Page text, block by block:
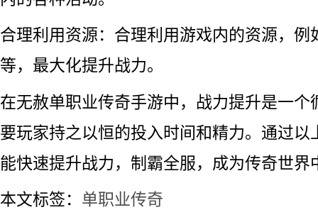
合理利用资源：合理利用游戏内的资源，例
等，最大化提升战力。
在无赦单职业传奇手游中，战力提升是一个
要玩家持之以恒的投入时间和精力。通过以
能快速提升战力，制霸全服，成为传奇世界
本文标签： 单职业传奇